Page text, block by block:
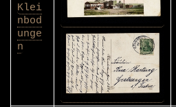
Klei
nbod
unge
n